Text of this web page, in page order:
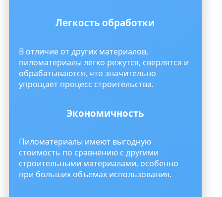
Легкость обработки
В отличие от других материалов,
пиломатериалы легко режутся, сверлятся и
обрабатываются, что значительно
упрощает процесс строительства.
Экономичность
Пиломатериалы имеют выгодную
стоимость по сравнению с другими
строительными материалами, особенно
при больших объемах использования.